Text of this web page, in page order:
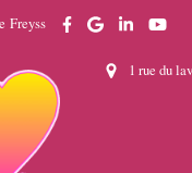
Freyss
1 rue du